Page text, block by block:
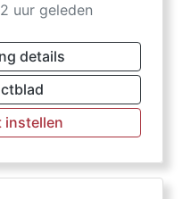
uur geleden
details
instellen